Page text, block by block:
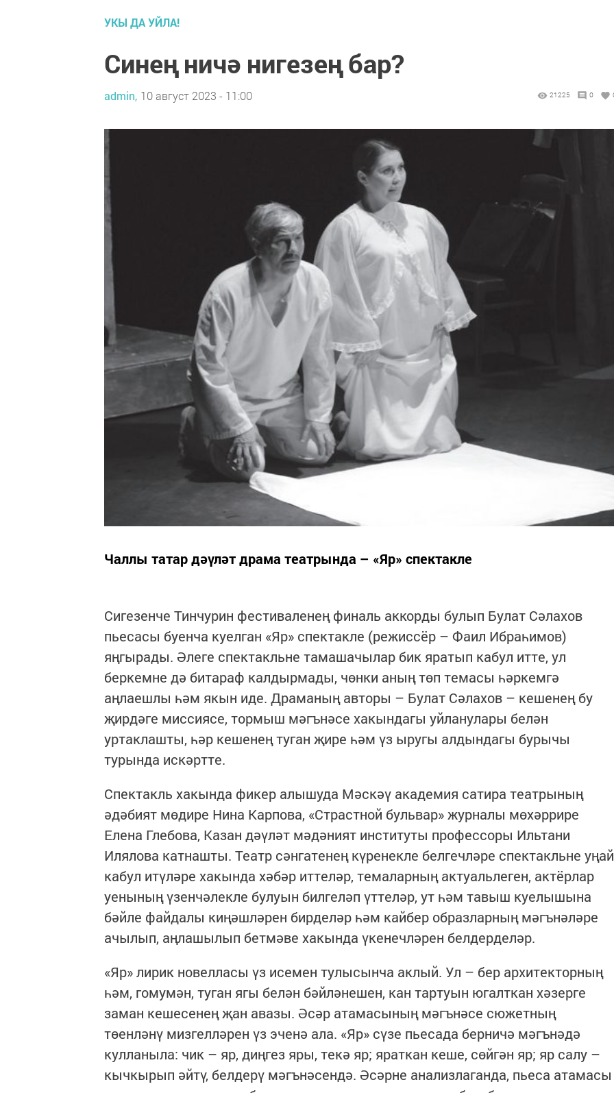
УКЫ ДА УЙЛА!
Синең ничә нигезең бар?
admin, 10 август 2023 - 11:00 21225 0
Чаллы татар дәүләт драма театрында – «Яр» спектакле
Сигезенче Тинчурин фестиваленең финаль аккорды булып Булат Сәлахов
пьесасы буенча куелган «Яр» спектакле (режиссёр – Фаил Ибраһимов)
яңгырады. Әлеге спектакльне тамашачылар бик яратып кабул итте, ул
беркемне дә битараф калдырмады, чөнки аның төп темасы һәркемгә
аңлаешлы һәм якын иде. Драманың авторы – Булат Сәлахов – кешенең бу
җирдәге миссиясе, тормыш мәгънәсе хакындагы уйланулары белән
уртаклашты, һәр кешенең туган җире һәм үз ыругы алдындагы бурычы
турында искәртте.
Спектакль хакында фикер алышуда Мәскәү академия сатира театрының
әдәбият мөдире Нина Карпова, «Страстной бульвар» журналы мөхәррире
Елена Глебова, Казан дәүләт мәдәният институты профессоры Ильтани
Илялова катнашты. Театр сәнгатенең күренекле белгечләре спектакльне уңай
кабул итүләре хакында хәбәр иттеләр, темаларның актуальлеген, актёрлар
уенының үзенчәлекле булуын билгеләп үттеләр, ут һәм тавыш куелышына
бәйле файдалы киңәшләрен бирделәр һәм кайбер образларның мәгънәләре
ачылып, аңлашылып бетмәве хакында үкенечләрен белдерделәр.
«Яр» лирик новелласы үз исемен тулысынча аклый. Ул – бер архитекторның
һәм, гомумән, туган ягы белән бәйләнешен, кан тартуын югалткан хәзерге
заман кешесенең җан авазы. Әсәр атамасының мәгънәсе сюжетның
төенләнү мизгелләрен үз эченә ала. «Яр» сүзе пьесада берничә мәгънәдә
кулланыла: чик – яр, диңгез яры, текә яр; яраткан кеше, сөйгән яр; яр салу –
кычкырып әйтү, белдерү мәгънәсендә. Әсәрне анализлаганда, пьеса атамасы